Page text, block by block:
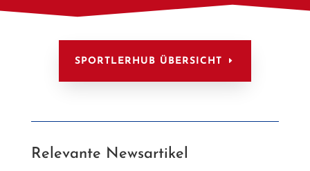
SPORTLERHUB ÜBERSICHT
Relevante Newsartikel